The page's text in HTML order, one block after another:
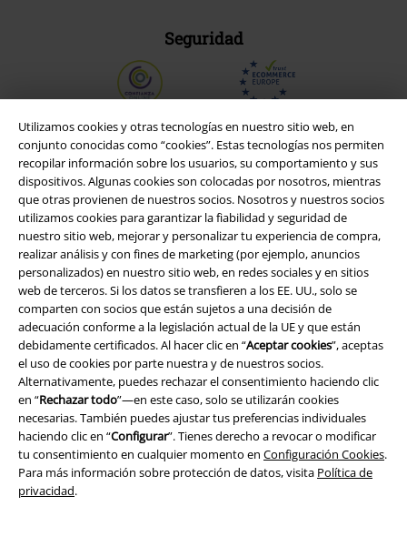
Utilizamos cookies y otras tecnologías en nuestro sitio web, en
conjunto conocidas como “cookies”. Estas tecnologías nos permiten
recopilar información sobre los usuarios, su comportamiento y sus
dispositivos. Algunas cookies son colocadas por nosotros, mientras
que otras provienen de nuestros socios. Nosotros y nuestros socios
utilizamos cookies para garantizar la fiabilidad y seguridad de
nuestro sitio web, mejorar y personalizar tu experiencia de compra,
realizar análisis y con fines de marketing (por ejemplo, anuncios
personalizados) en nuestro sitio web, en redes sociales y en sitios
web de terceros. Si los datos se transfieren a los EE. UU., solo se
comparten con socios que están sujetos a una decisión de
adecuación conforme a la legislación actual de la UE y que están
debidamente certificados. Al hacer clic en “Aceptar cookies”, aceptas
el uso de cookies por parte nuestra y de nuestros socios.
Alternativamente, puedes rechazar el consentimiento haciendo clic
en “Rechazar todo”—en este caso, solo se utilizarán cookies
necesarias. También puedes ajustar tus preferencias individuales
haciendo clic en “Configurar”. Tienes derecho a revocar o modificar
tu consentimiento en cualquier momento en Configuración Cookies.
Para más información sobre protección de datos, visita Política de
privacidad.
Seguridad
Legal
Términos y Condiciones
Aviso Legal
Ley protección de datos
Eliminación de residuos y protección del medioambiente
Declaración de Conformidad